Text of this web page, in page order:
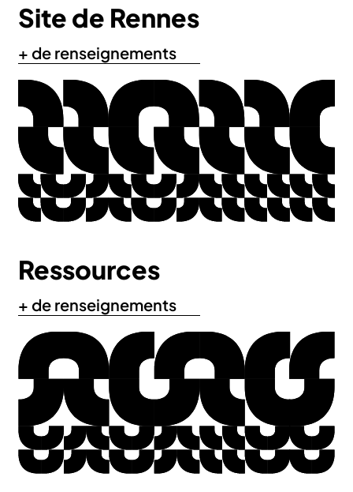
Site de Rennes
+ de renseignements
Ressources
+ de renseignements